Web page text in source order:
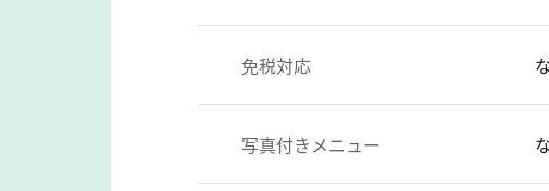
免税対応
写真付きメニュー